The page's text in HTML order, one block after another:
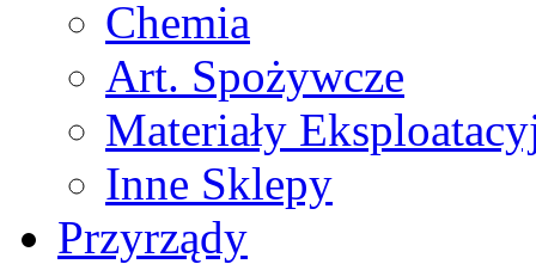
Chemia
Art. Spożywcze
Materiały
Inne Sklepy
Przyrządy